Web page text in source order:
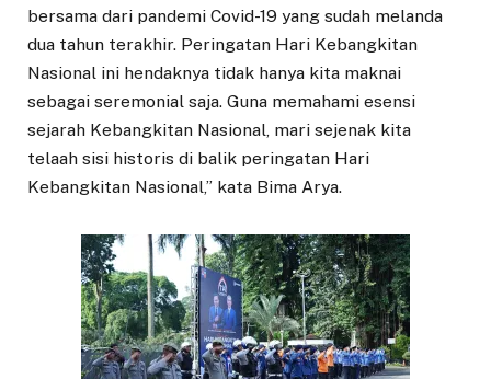
bersama dari pandemi Covid-19 yang sudah melanda
dua tahun terakhir. Peringatan Hari Kebangkitan
Nasional ini hendaknya tidak hanya kita maknai
sebagai seremonial saja. Guna memahami esensi
sejarah Kebangkitan Nasional, mari sejenak kita
telaah sisi historis di balik peringatan Hari
Kebangkitan Nasional,” kata Bima Arya.